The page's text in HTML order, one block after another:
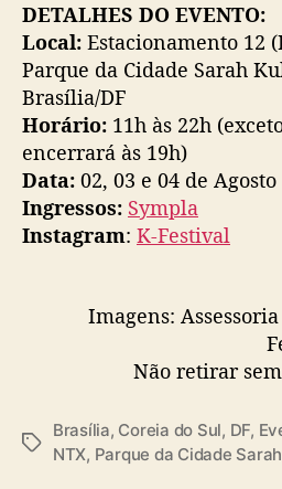
DETALHES DO EVENTO:
Local: Estacionamento 12
Parque da Cidade Sarah
Brasília/DF
Horário: 11h às 22h
encerrará às 19h)
Data: 02, 03 e 04 de
Ingressos: Sympla
Instagram: K-Festival
Imagens:
Não retirar
T
Brasília, Coreia do Sul, DF,
NTX, Parque da Cidade